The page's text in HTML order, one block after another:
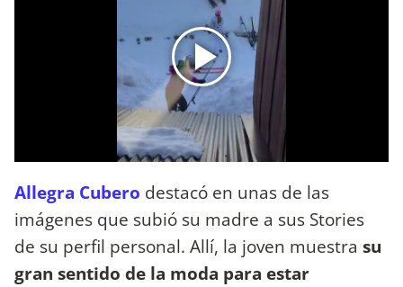
Allegra Cubero destacó en unas de las
imágenes que subió su madre a sus Stories
de su perfil personal. Allí, la joven muestra su
gran sentido de la moda para estar